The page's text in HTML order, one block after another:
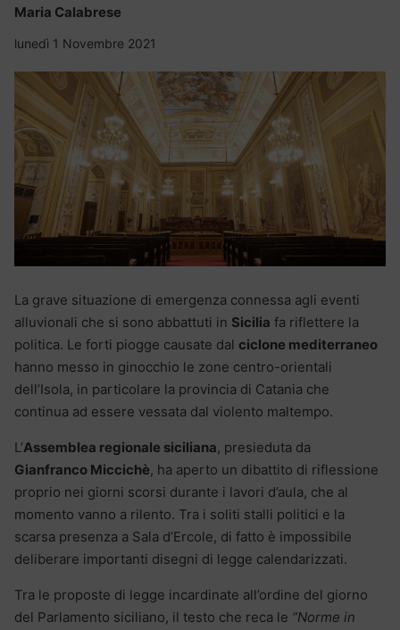
Maria Calabrese
lunedì 1 Novembre 2021
La grave situazione di emergenza connessa agli eventi
alluvionali che si sono abbattuti in Sicilia fa riflettere la
politica. Le forti piogge causate dal ciclone mediterraneo
hanno messo in ginocchio le zone centro-orientali
dell’Isola, in particolare la provincia di Catania che
continua ad essere vessata dal violento maltempo.
L’Assemblea regionale siciliana, presieduta da
Gianfranco Miccichè, ha aperto un dibattito di riflessione
proprio nei giorni scorsi durante i lavori d’aula, che al
momento vanno a rilento. Tra i soliti stalli politici e la
scarsa presenza a Sala d’Ercole, di fatto è impossibile
deliberare importanti disegni di legge calendarizzati.
Tra le proposte di legge incardinate all’ordine del giorno
del Parlamento siciliano, il testo che reca le “Norme in